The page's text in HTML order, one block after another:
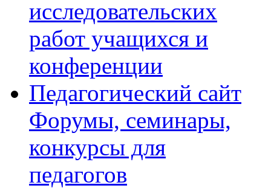
исследовательских
работ учащихся и
конференции
Педагогический сайт
Форумы, семинары,
конкурсы для
педагогов